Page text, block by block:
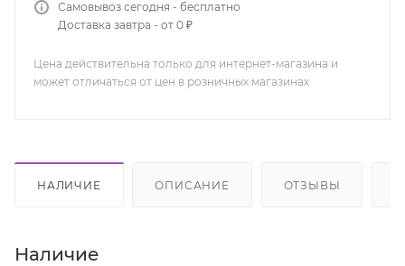
Самовывоз сегодня - бесплатно
Доставка завтра - от 0 ₽
Цена действительна только для интернет-магазина и
может отличаться от цен в розничных магазинах
НАЛИЧИЕ ОПИСАНИЕ ОТЗЫВЫ
Наличие